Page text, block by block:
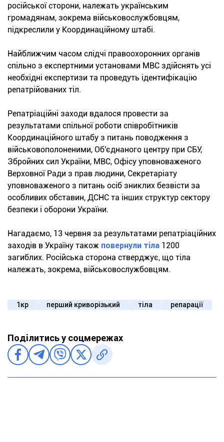
російської сторони, належать українським
громадянам, зокрема військовослужбовцям,
підкреслили у Координаційному штабі.
Найближчим часом слідчі правоохоронних органів
спільно з експертними установами МВС здійснять усі
необхідні експертизи та проведуть ідентифікацію
репатрійованих тіл.
Репатріаційні заходи вдалося провести за
результатами спільної роботи співробітників
Координаційного штабу з питань поводження з
військовополоненими, Об'єднаного центру при СБУ,
Збройних сил України, МВС, Офісу уповноваженого
Верховної Ради з прав людини, Секретаріату
уповноваженого з питань осіб зниклих безвісти за
особливих обставин, ДСНС та інших структур сектору
безпеки і оборони України.
Нагадаємо, 13 червня за результатами репатріаційних
заходів в Україну також повернули тіла 1200
загиблих. Російська сторона стверджує, що тіла
належать, зокрема, військовослужбовцям.
1кр перший криворізький тіла репарації
Поділитись у соцмережах